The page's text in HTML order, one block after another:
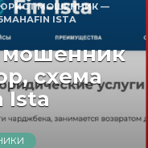
ЮРИСТ МОШЕННИК —
ISTA
мошенник
схема
Ista